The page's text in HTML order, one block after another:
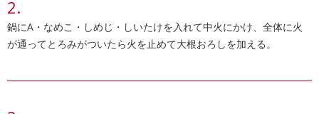
鍋にA・なめこ・しめじ・しいたけを入れて中火にかけ、全体に火
が通ってとろみがついたら火を止めて大根おろしを加える。